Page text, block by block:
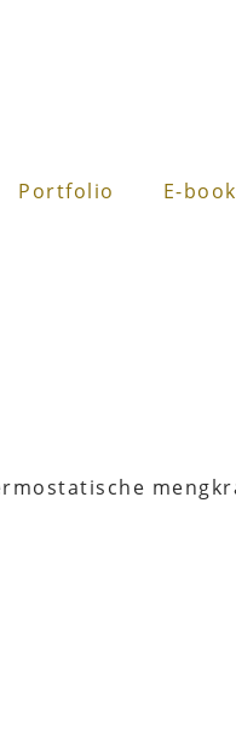
Portfolio E-